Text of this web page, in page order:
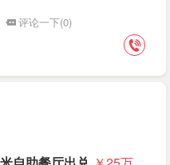
评论一下(0)